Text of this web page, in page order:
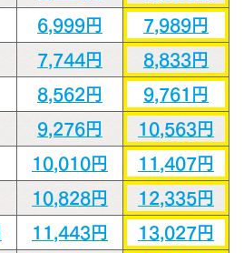
6,999円 7,989円
7,744円 8,833円
8,562円 9,761円
9,276円 10,563円
10,010円 11,407円
10,828円 12,335円
11,443円 13,027円